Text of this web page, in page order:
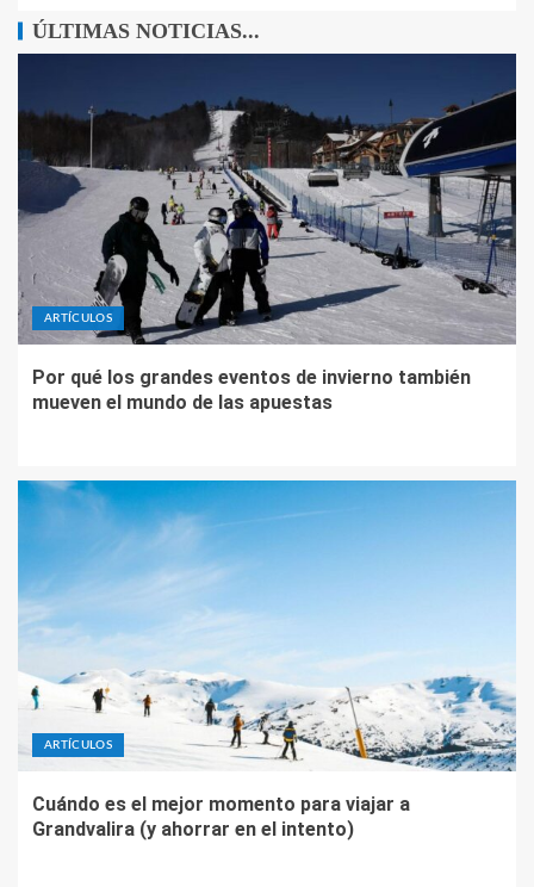
ÚLTIMAS NOTICIAS...
ARTÍCULOS
Por qué los grandes eventos de invierno también
mueven el mundo de las apuestas
ARTÍCULOS
Cuándo es el mejor momento para viajar a
Grandvalira (y ahorrar en el intento)